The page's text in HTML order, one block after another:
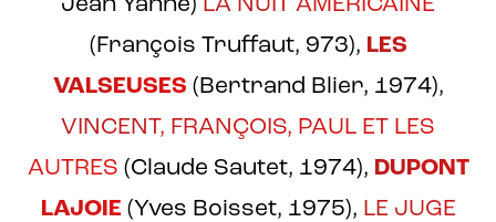
(François Truffaut, 973), LES
VALSEUSES (Bertrand Blier, 1974),
VINCENT, FRANÇOIS, PAUL ET LES
AUTRES (Claude Sautet, 1974), DUPONT
LAJOIE (Yves Boisset, 1975), LE JUGE